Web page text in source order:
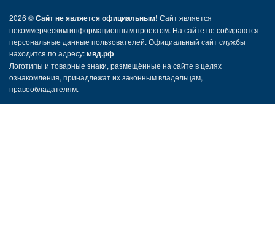
2026 ©Сайт не является официальным! Сайт является
некоммерческим информационным проектом. На сайте не собираются
персональные данные пользователей. Официальный сайт службы
находится по адресу:мвд.рф
Логотипы и товарные знаки, размещённые на сайте в целях
ознакомления, принадлежат их законным владельцам,
правообладателям.